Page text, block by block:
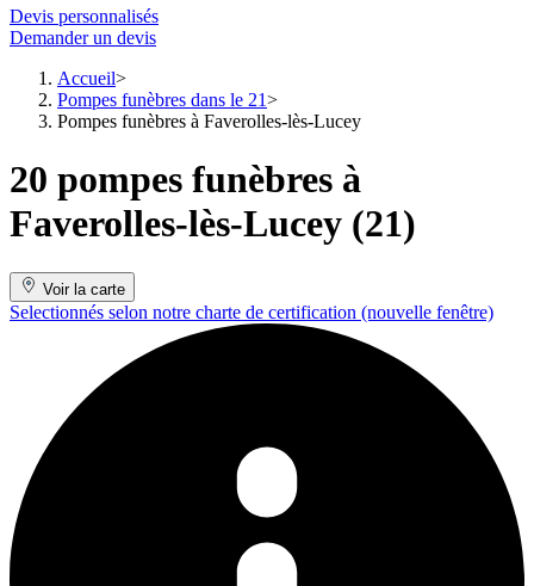
Devis personnalisés
Demander un devis
Accueil
Pompes funèbres dans le 21
Pompes funèbres à Faverolles-lès-Lucey
20 pompes funèbres à
Faverolles-lès-Lucey (21)
Voir la carte
Selectionnés selon notre charte de certification (nouvelle fenêtre)